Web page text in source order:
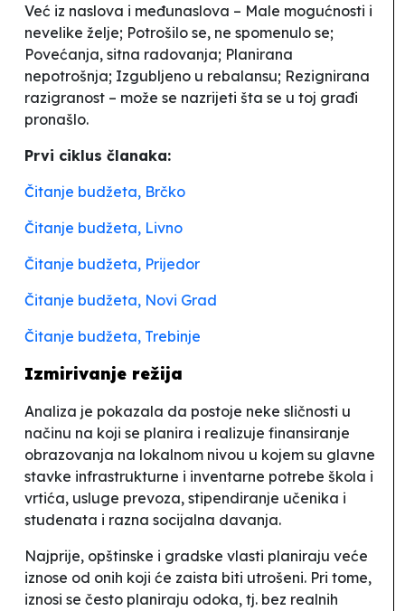
Već iz naslova i međunaslova – Male mogućnosti i
nevelike želje; Potrošilo se, ne spomenulo se;
Povećanja, sitna radovanja; Planirana
nepotrošnja; Izgubljeno u rebalansu; Rezignirana
razigranost – može se nazrijeti šta se u toj građi
pronašlo.
Prvi ciklus članaka:
Čitanje budžeta, Brčko
Čitanje budžeta, Livno
Čitanje budžeta, Prijedor
Čitanje budžeta, Novi Grad
Čitanje budžeta, Trebinje
Izmirivanje režija
Analiza je pokazala da postoje neke sličnosti u
načinu na koji se planira i realizuje finansiranje
obrazovanja na lokalnom nivou u kojem su glavne
stavke infrastrukturne i inventarne potrebe škola i
vrtića, usluge prevoza, stipendiranje učenika i
studenata i razna socijalna davanja.
Najprije, opštinske i gradske vlasti planiraju veće
iznose od onih koji će zaista biti utrošeni. Pri tome,
iznosi se često planiraju odoka, tj. bez realnih